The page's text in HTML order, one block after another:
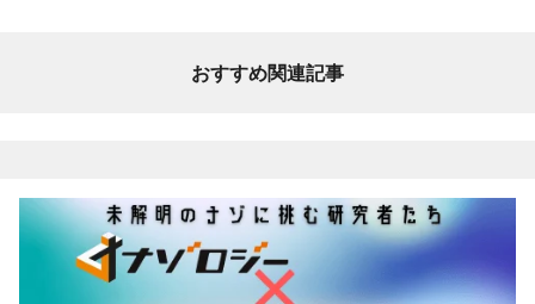
おすすめ関連記事